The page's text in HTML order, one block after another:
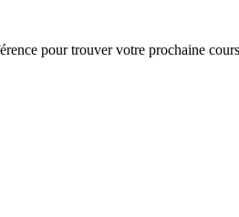
pour trouver votre prochaine